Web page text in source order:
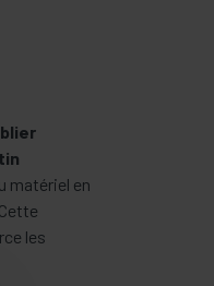
matériel en
les